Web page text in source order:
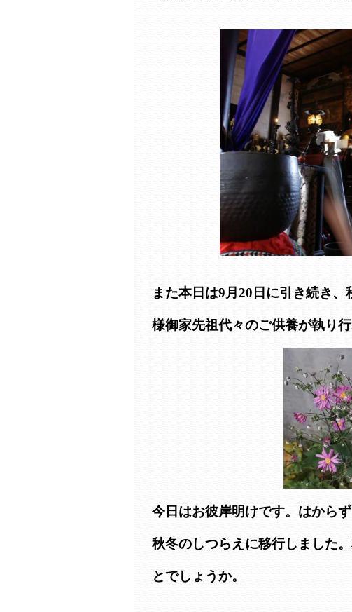
また本日は9月20日に引き続き
様御家先祖代々のご供養が執り行
今日はお彼岸明けです。はから
秋冬のしつらえに移行しました
とでしょうか。